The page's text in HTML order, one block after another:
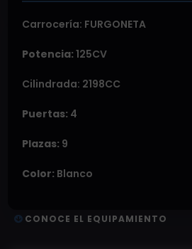
Carrocería: FURGONETA
Potencia:125CV
Cilindrada: 2198CC
Puertas: 4
Plazas: 9
Color: Blanco
CONOCE EL EQUIPAMIENTO